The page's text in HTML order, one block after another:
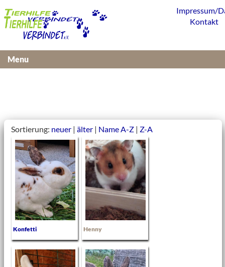
Sortierung: neuer | älter | Name A-Z | Z-A
Konfetti Henny
Impressum/
Kontakt
Menu